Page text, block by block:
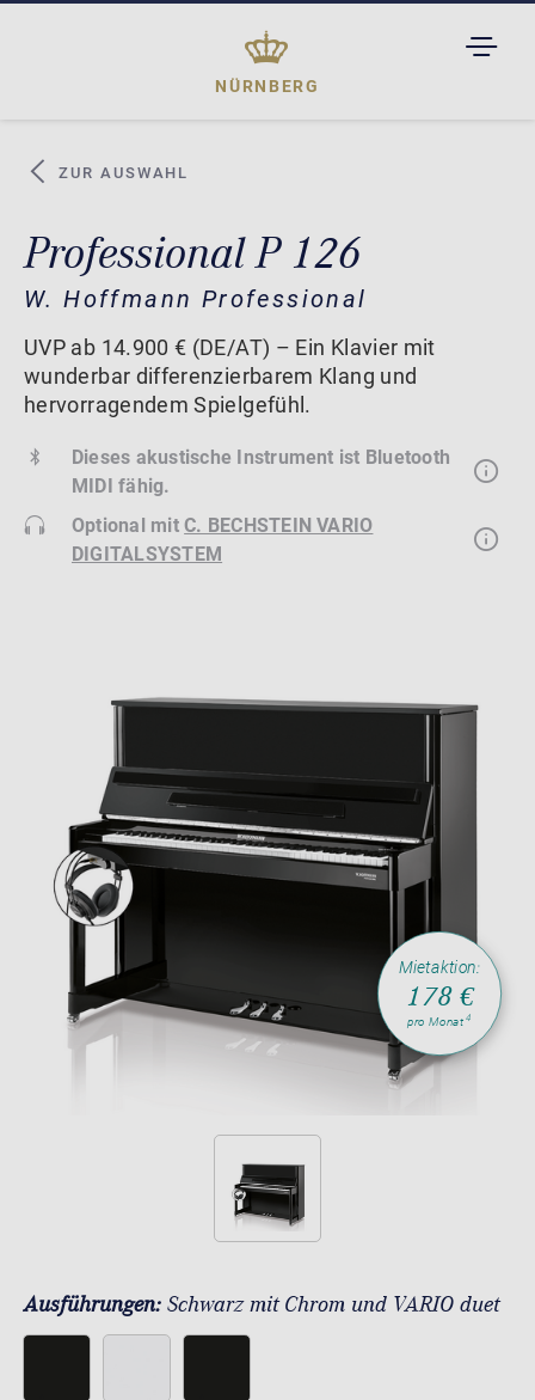
NÜRNBERG
ZUR AUSWAHL
Professional P 126
W. Hoffmann Professional
UVP ab 14.900 € (DE/AT) – Ein Klavier mit
wunderbar differenzierbarem Klang und
hervorragendem Spielgefühl.
Dieses akustische Instrument ist Bluetooth
MIDI fähig.
Optional mitC. BECHSTEIN VARIO
DIGITALSYSTEM
Mietaktion:
178 €
pro Monat4
Ausführungen: Schwarz mit Chrom und VARIO duet